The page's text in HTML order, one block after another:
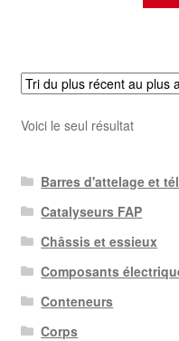
Voici le seul résultat
Barres d'attelage et
Catalyseurs FAP
Châssis et essieux
Composants
Conteneurs
Corps